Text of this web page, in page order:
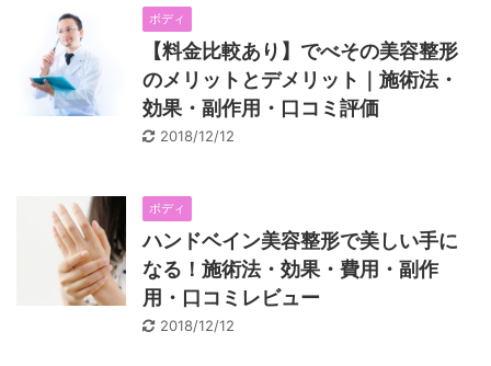
ボディ
【料金比較あり】でべその美容整形
のメリットとデメリット｜施術法・
効果・副作用・口コミ評価
2018/12/12
ボディ
ハンドベイン美容整形で美しい手に
なる！施術法・効果・費用・副作
用・口コミレビュー
2018/12/12